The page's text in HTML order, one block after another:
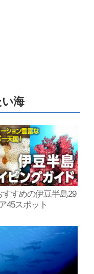
海
すすめの伊豆半島29
45スポット